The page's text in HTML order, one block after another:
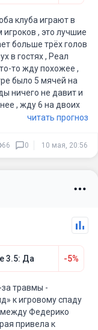
клуба играют в
, это лучшие
больше трёх голов
в гостях , Реал
то жду похожее ,
было 5 мячей на
ничего не давит и
, жду 6 на двоих
читать прогноз
66 0 10 мая, 20:56
3.5: Да -5%
травмы -
к игровому спаду
между Федерико
привела к